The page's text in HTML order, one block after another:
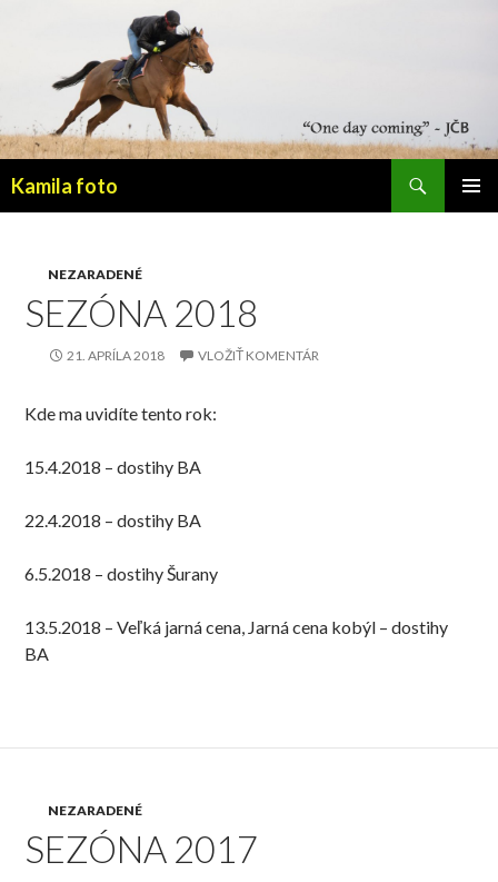
Kamila foto
NEZARADENÉ
SEZÓNA 2018
21. APRÍLA 2018 VLOŽIŤ KOMENTÁR
Kde ma uvidíte tento rok:
15.4.2018 – dostihy BA
22.4.2018 – dostihy BA
6.5.2018 – dostihy Šurany
13.5.2018 – Veľká jarná cena, Jarná cena kobýl – dostihy
BA
NEZARADENÉ
SEZÓNA 2017